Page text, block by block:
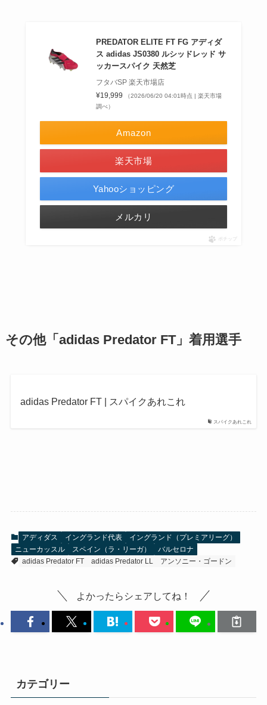
PREDATOR ELITE FT FG アディダ
ス adidas JS0380 ルシッドレッド サ
ッカースパイク 天然芝
フタバSP 楽天市場店
¥19,999
（2026/06/20 04:01時点 | 楽天市場
調べ）
Amazon
楽天市場
Yahooショッピング
メルカリ
ポチップ
その他「adidas Predator FT」着用選手
スパイクあれこれ
adidas Predator FT | スパイクあれこれ
アディダス イングランド代表
イングランド（プレミアリーグ）
ニューカッスル
スペイン（ラ・リーガ）
バルセロナ
adidas Predator FT
adidas Predator LL アンソニー・ゴードン
よかったらシェアしてね！
カテゴリー